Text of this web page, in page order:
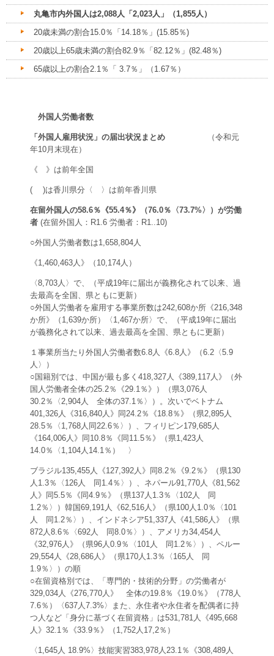
丸亀市内外国人は2,088人「2,023人」（1,855人）
20歳未満の割合15.0％「14.18％」(15.85％)
20歳以上65歳未満の割合82.9％「82.12％」(82.48％)
65歳以上の割合2.1％「 3.7％」（1.67％）
外国人労働者数
「外国人雇用状況」の届出状況まとめ （令和元
年10月末現在）
《 》は前年全国
( )は香川県分〈 〉は前年香川県
在留外国人の58.6％《55.4％》（76.0％〈73.7%〉）が労働
者 (在留外国人：R1.6 労働者：R1..10)
○外国人労働者数は1,658,804人
《1,460,463人》（10,174人）
〈8,703人〉で、（平成19年に届出が義務化されて以来、過
去最高を全国、県ともに更新）
○外国人労働者を雇用する事業所数は242,608か所《216,348
か所》（1,639か所）〈1,467か所〉で、（平成19年に届出
が義務化されて以来、過去最高を全国、県ともに更新）
１事業所当たり外国人労働者数6.8人《6.8人》（6.2〈5.9
人〉）
○国籍別では、中国が最も多く418,327人《389,117人》（外
国人労働者全体の25.2％《29.1％》）（県3,076人
30.2％〈2,904人 全体の37.1％〉）。次いでベトナム
401,326人《316,840人》同24.2％《18.8％》（県2,895人
28.5％〈1,768人同22.6％〉）、フィリピン179,685人
《164,006人》同10.8％《同11.5％》（県1,423人
14.0％〈1,104人14.1％） 〉
ブラジル135,455人《127,392人》同8.2％《9.2％》（県130
人1.3％〈126人 同1.4％〉）、ネパール91,770人《81,562
人》同5.5％《同4.9％》（県137人1.3％〈102人 同
1.2％〉）韓国69,191人《62,516人》（県100人1.0％〈101
人 同1.2％〉）、インドネシア51,337人《41,586人》（県
872人8.6％〈692人 同8.0％〉）、アメリカ34,454人
《32,976人》（県96人0.9％〈101人 同1.2％〉）、ペルー
29,554人《28,686人》（県170人1.3％〈165人 同
1.9％〉）の順
○在留資格別では、「専門的・技術的分野」の労働者が
329,034人《276,770人》 全体の19.8％《19.0％》（778人
7.6％）〈637人7.3%〉また、永住者や永住者を配偶者に持
つ人など「身分に基づく在留資格」は531,781人《495,668
人》32.1％《33.9％》（1,752人17,2％）
〈1,645人 18.9%〉技能実習383,978人23.1％《308,489人